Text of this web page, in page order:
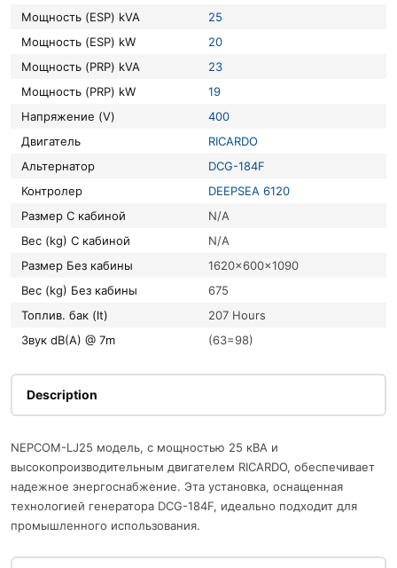
Мощность (ESP) kVA
25
Мощность (ESP) kW
20
Мощность (PRP) kVA
23
Мощность (PRP) kW
19
Напряжение (V)
400
Двигатель
RICARDO
Альтернатор
DCG-184F
Контролер
DEEPSEA 6120
Размер С кабиной
N/A
Вес (kg) С кабиной
N/A
Размер Без кабины
1620x600x1090
Вес (kg) Без кабины
675
Топлив. бак (lt)
207 Hours
Звук dB(A) @ 7m
(63=98)
Description
NEPCOM-LJ25 модель, с мощностью 25 кВА и
высокопроизводительным двигателем RICARDO, обеспечивает
надежное энергоснабжение. Эта установка, оснащенная
технологией генератора DCG-184F, идеально подходит для
промышленного использования.